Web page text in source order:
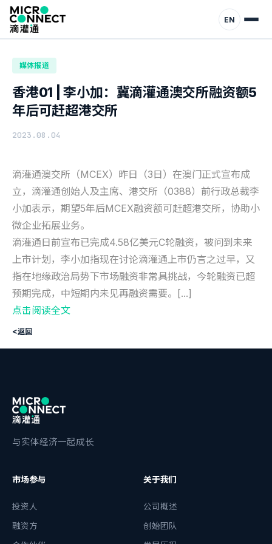
EN
首页 动态 媒体报道
媒体报道
香港01 | 李小加：冀滴灌通澳交所融资额5
年后可赶超港交所
2023.08.04
滴灌通澳交所（MCEX）昨日（3日）在澳门正式宣布成
立，滴灌通创始人及主席、港交所（0388）前行政总裁李
小加表示，期望5年后MCEX融资额可赶超港交所，协助小
微企业拓展业务。
滴灌通日前宣布已完成4.58亿美元C轮融资，被问到未来
上市计划，李小加指现在讨论滴灌通上市仍言之过早，又
指在地缘政治局势下市场融资非常具挑战，今轮融资已超
预期完成，中短期内未见再融资需要。[...]
点击阅读全文
<返回
与实体经济一起成长
市场参与
投资人
融资方
关于我们
公司概述
创始团队